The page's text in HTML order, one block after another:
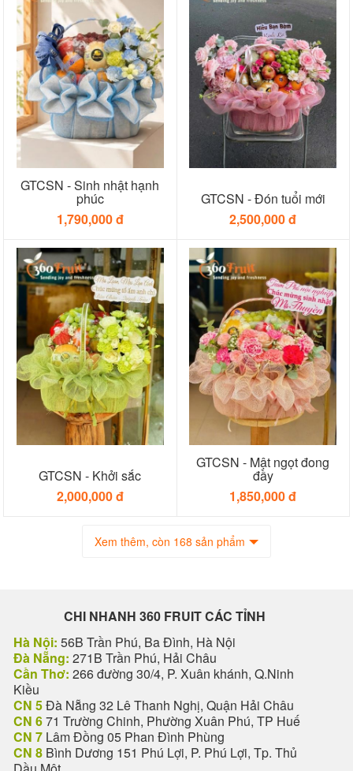
GTCSN - Sinh nhật hạnh
phúc
1,790,000 đ
GTCSN - Đón tuổi mới
2,500,000 đ
GTCSN - Khởi sắc
2,000,000 đ
GTCSN - Mật ngọt đong
đầy
1,850,000 đ
Xem thêm, còn 168 sản phẩm
CHI NHANH 360 FRUIT CÁC TỈNH
Hà Nội: 56B Trần Phú, Ba Đình, Hà Nội
Đà Nẵng: 271B Trần Phú, Hải Châu
Cần Thơ: 266 đường 30/4, P. Xuân khánh, Q.Ninh
Kiều
CN 5Đà Nẵng 32 Lê Thanh Nghị, Quận Hải Châu
CN 671 Trường Chinh, Phường Xuân Phú, TP Huế
CN 7 Lâm Đồng 05 Phan Đình Phùng
CN 8 Bình Dương 151 Phú Lợi, P. Phú Lợi, Tp. Thủ